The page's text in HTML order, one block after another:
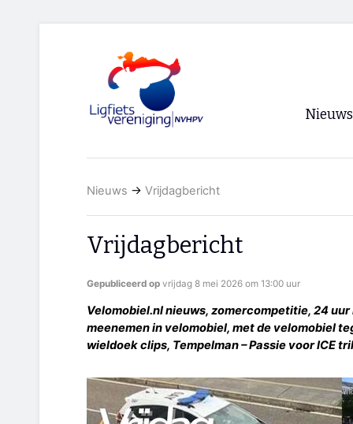
Nieuws
Nieuws → Vrijdagbericht
Vrijdagbericht
Gepubliceerd op vrijdag 8 mei 2026 om 13:00 uur
Velomobiel.nl nieuws, zomercompetitie, 24
meenemen in velomobiel, met de velomobiel
wieldoek clips, Tempelman – Passie voor ICE